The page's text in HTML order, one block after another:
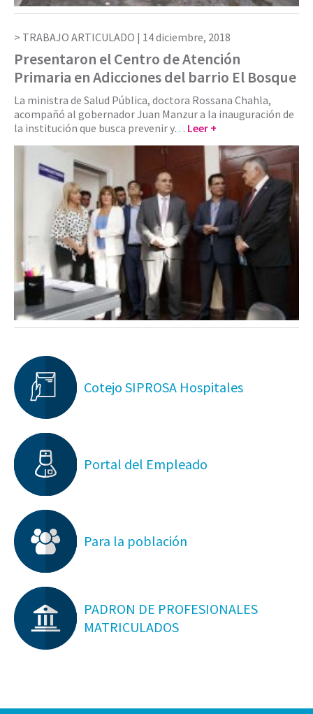
TRABAJO ARTICULADO | 14 diciembre, 2018
Presentaron el Centro de Atención
Primaria en Adicciones del barrio El Bosque
La ministra de Salud Pública, doctora Rossana Chahla,
acompañó al gobernador Juan Manzur a la inauguración de
la institución que busca prevenir y… Leer +
Cotejo SIPROSA Hospitales
Portal del Empleado
Para la población
PADRON DE PROFESIONALES
MATRICULADOS